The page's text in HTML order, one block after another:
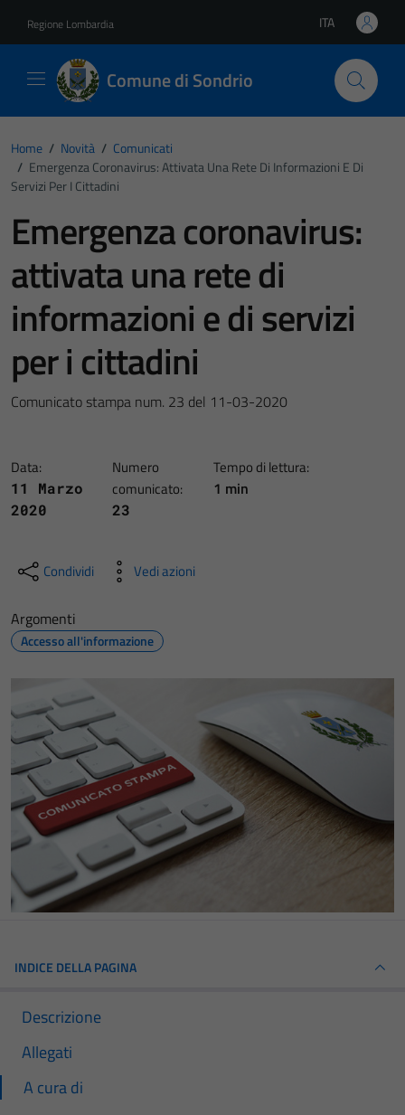
Regione Lombardia Lingua attiva:
ITA
Comune di Sondrio
Home / Novità / Comunicati
/ Emergenza Coronavirus: Attivata Una Rete Di Informazioni E Di
Servizi Per I Cittadini
Emergenza coronavirus:
attivata una rete di
informazioni e di servizi
per i cittadini
Comunicato stampa num. 23 del 11-03-2020
Data:
11 Marzo
2020
Numero
comunicato:
23
Tempo di lettura:
1 min
Condividi Vedi azioni
Argomenti
Accesso all'informazione
INDICE DELLA PAGINA
Descrizione
Allegati
A cura di